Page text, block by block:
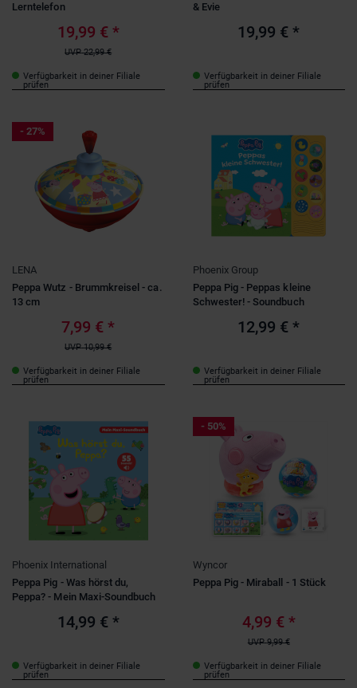
Lerntelefon
19,99 € *
UVP 22,99 €
Verfügbarkeit in deiner Filiale
prüfen
& Evie
19,99 € *
Verfügbarkeit in deiner Filiale
prüfen
- 27%
LENA
Peppa Wutz - Brummkreisel - ca.
13 cm
7,99 € *
UVP 10,99 €
Verfügbarkeit in deiner Filiale
prüfen
Phoenix Group
Peppa Pig - Peppas kleine
Schwester! - Soundbuch
12,99 € *
Verfügbarkeit in deiner Filiale
prüfen
Phoenix International
Peppa Pig - Was hörst du,
Peppa? - Mein Maxi-Soundbuch
14,99 € *
Verfügbarkeit in deiner Filiale
prüfen
- 50%
Wyncor
Peppa Pig - Miraball - 1 Stück
4,99 € *
UVP 9,99 €
Verfügbarkeit in deiner Filiale
prüfen